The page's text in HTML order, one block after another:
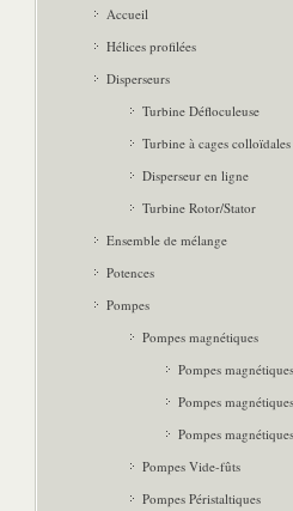
Accueil
Hélices profilées
Disperseurs
Turbine Défloculeuse
Turbine à cages colloïdales
Disperseur en ligne
Turbine Rotor/Stator
Ensemble de mélange
Potences
Pompes
Pompes magnétiques
Pompes
Pompes
Pompes
Pompes Vide-fûts
Pompes Péristaltiques